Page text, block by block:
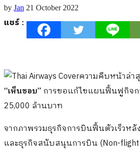
by Jan 21 October 2022
แชร์ :
ความคืบหน้าล่
“เห็นชอบ” การขอแก้ไขแผนฟื้นฟูกิจก
25,000 ล้านบาท
จากภาพรวมธุรกิจการบินฟื้นตัวเร็วหลั
และธุรกิจสนับสนุนการบิน (Non-